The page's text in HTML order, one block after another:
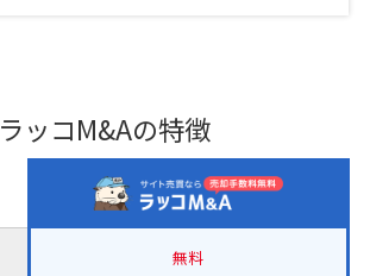
ラッコM&Aの特徴
無料